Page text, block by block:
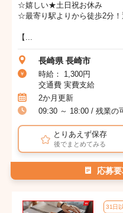
☆嬉しい★土日祝お休み
☆最寄り駅よりから徒歩2分！
【...
長崎県 長崎市
時給： 1,300円
交通費 実費支給
2か月更新
09:30 ～ 18:00 / 残業の
とりあえず保存
後でまとめてみる
応募
31日